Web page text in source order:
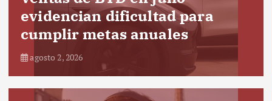
evidencian dificultad para
cumplir metas anuales
agosto 2, 2026